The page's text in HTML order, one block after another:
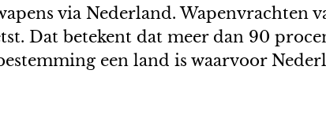
via Nederland. Wapenvrachten
Dat betekent dat meer dan 90
een land is waarvoor